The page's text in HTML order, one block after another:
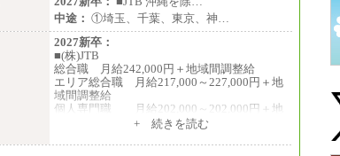
中途： ①埼玉、千葉、東京、神…
2027新卒：
■(株)JTB
総合職 月給242,000円＋地域間調整給
エリア総合職 月給217,000～227,000円＋地
域間調整給
個人専門職 月給202,000～202,000円＋地
※詳細はJTBキャリアサイトよりご確認くだ
さい。
+ 続きを読む